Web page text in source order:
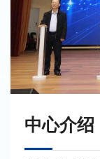
中心介绍